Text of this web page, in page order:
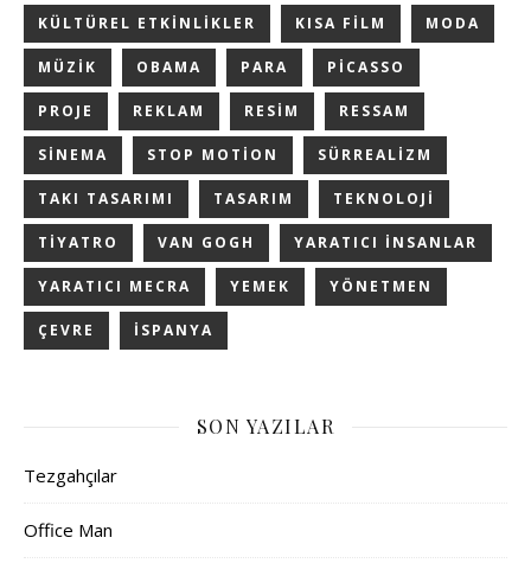
KÜLTÜREL ETKINLIKLER KISA FILM MODA
MÜZIK OBAMA PARA PICASSO
PROJE REKLAM RESIM RESSAM
SINEMA STOP MOTION SÜRREALIZM
TAKI TASARIMI TASARIM TEKNOLOJI
TIYATRO VAN GOGH YARATICI INSANLAR
YARATICI MECRA YEMEK YÖNETMEN
ÇEVRE İSPANYA
SON YAZILAR
Tezgahçılar
Office Man